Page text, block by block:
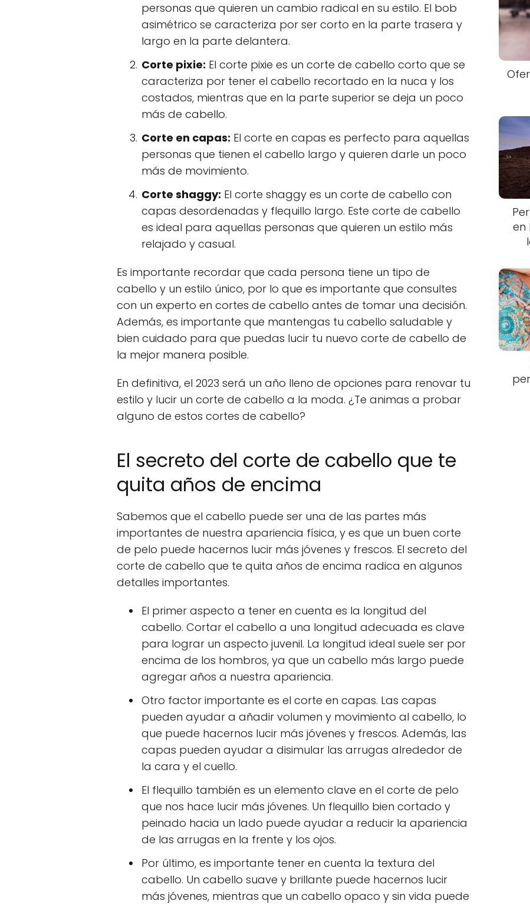
personas que quieren un cambio radical en su estilo. El bob
asimétrico se caracteriza por ser corto en la parte trasera y
largo en la parte delantera.
Corte pixie: El corte pixie es un corte de cabello corto que se
caracteriza por tener el cabello recortado en la nuca y los
costados, mientras que en la parte superior se deja un poco
más de cabello.
Corte en capas: El corte en capas es perfecto para aquellas
personas que tienen el cabello largo y quieren darle un poco
más de movimiento.
Corte shaggy: El corte shaggy es un corte de cabello con
capas desordenadas y flequillo largo. Este corte de cabello
es ideal para aquellas personas que quieren un estilo más
relajado y casual.
Es importante recordar que cada persona tiene un tipo de
cabello y un estilo único, por lo que es importante que consultes
con un experto en cortes de cabello antes de tomar una decisión.
Además, es importante que mantengas tu cabello saludable y
bien cuidado para que puedas lucir tu nuevo corte de cabello de
la mejor manera posible.
En definitiva, el 2023 será un año lleno de opciones para renovar tu
estilo y lucir un corte de cabello a la moda. ¿Te animas a probar
alguno de estos cortes de cabello?
El secreto del corte de cabello que te
quita años de encima
Sabemos que el cabello puede ser una de las partes más
importantes de nuestra apariencia física, y es que un buen corte
de pelo puede hacernos lucir más jóvenes y frescos. El secreto del
corte de cabello que te quita años de encima radica en algunos
detalles importantes.
El primer aspecto a tener en cuenta es la longitud del
cabello. Cortar el cabello a una longitud adecuada es clave
para lograr un aspecto juvenil. La longitud ideal suele ser por
encima de los hombros, ya que un cabello más largo puede
agregar años a nuestra apariencia.
Otro factor importante es el corte en capas. Las capas
pueden ayudar a añadir volumen y movimiento al cabello, lo
que puede hacernos lucir más jóvenes y frescos. Además, las
capas pueden ayudar a disimular las arrugas alrededor de
la cara y el cuello.
El flequillo también es un elemento clave en el corte de pelo
que nos hace lucir más jóvenes. Un flequillo bien cortado y
peinado hacia un lado puede ayudar a reducir la apariencia
de las arrugas en la frente y los ojos.
Por último, es importante tener en cuenta la textura del
cabello. Un cabello suave y brillante puede hacernos lucir
más jóvenes, mientras que un cabello opaco y sin vida puede
en